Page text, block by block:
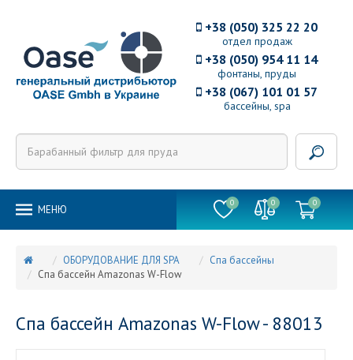
отдел продаж
+38 (050) 325 22 20
фонтаны, пруды
+38 (050) 954 11 14
бассейны, spa
+38 (067) 101 01 57
MEНЮ
0 0 0
ОБОРУДОВАНИЕ ДЛЯ SPA
Спа бассейны
Спа бассейн Amazonas W-Flow
Спа бассейн Amazonas W-Flow - 88013